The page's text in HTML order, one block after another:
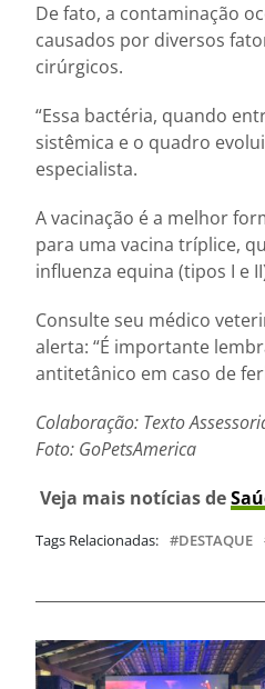
De fato, a contaminação
causados por diversos
cirúrgicos.
“Essa bactéria, quando
sistêmica e o quadro
especialista.
A vacinação é a melhor
para uma vacina tríplice,
influenza equina (tipos I e
Consulte seu médico
alerta: “É importante
antitetânico em caso de
Colaboração: Texto
Foto: GoPetsAmerica
Veja mais notícias de
Tags Relacionadas: DESTAQUE